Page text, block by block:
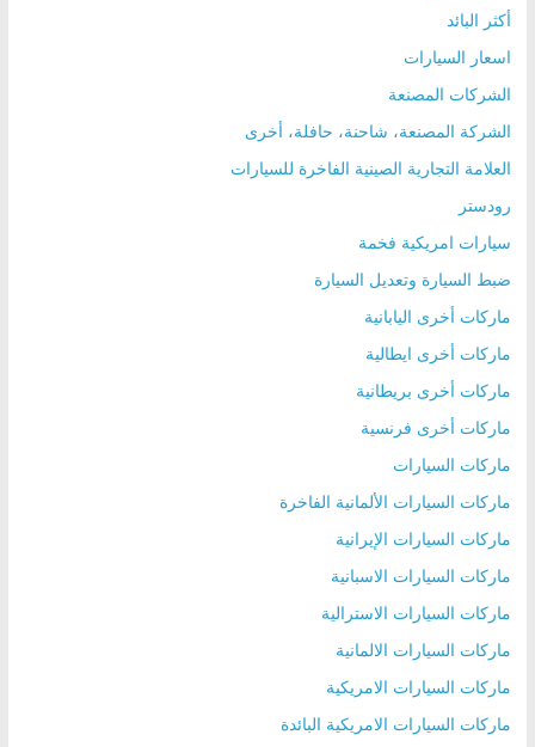
أكثر البائد
اسعار السيارات
الشركات المصنعة
الشركة المصنعة، شاحنة، حافلة، أخرى
العلامة التجارية الصينية الفاخرة للسيارات
رودستر
سيارات امريكية فخمة
ضبط السيارة وتعديل السيارة
ماركات أخرى اليابانية
ماركات أخرى ايطالية
ماركات أخرى بريطانية
ماركات أخرى فرنسية
ماركات السيارات
ماركات السيارات الألمانية الفاخرة
ماركات السيارات الإيرانية
ماركات السيارات الاسبانية
ماركات السيارات الاسترالية
ماركات السيارات الالمانية
ماركات السيارات الامريكية
ماركات السيارات الامريكية البائدة